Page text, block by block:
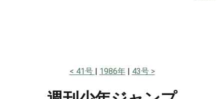
41号 1986年 43号